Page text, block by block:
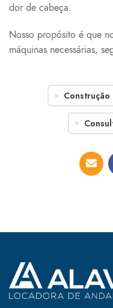
dor de cabeça.
Nosso propósito é que
máquinas necessárias,
Construção